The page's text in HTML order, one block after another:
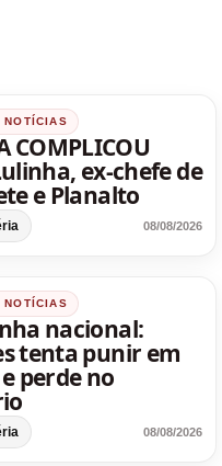
NOTÍCIAS
COMPLICOU
ex-chefe de
e Planalto
08/08/2026
NOTÍCIAS
nacional:
tenta punir em
perde no
08/08/2026